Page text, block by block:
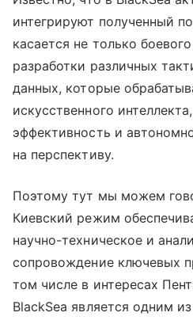
интегрируют полученный
касается не только
разработки различных
данных, которые
искусственного
эффективность и
на перспективу.
Поэтому тут мы можем
Киевский режим
научно-техническое и
сопровождение ключевых
том числе в интересах
BlackSea является одним